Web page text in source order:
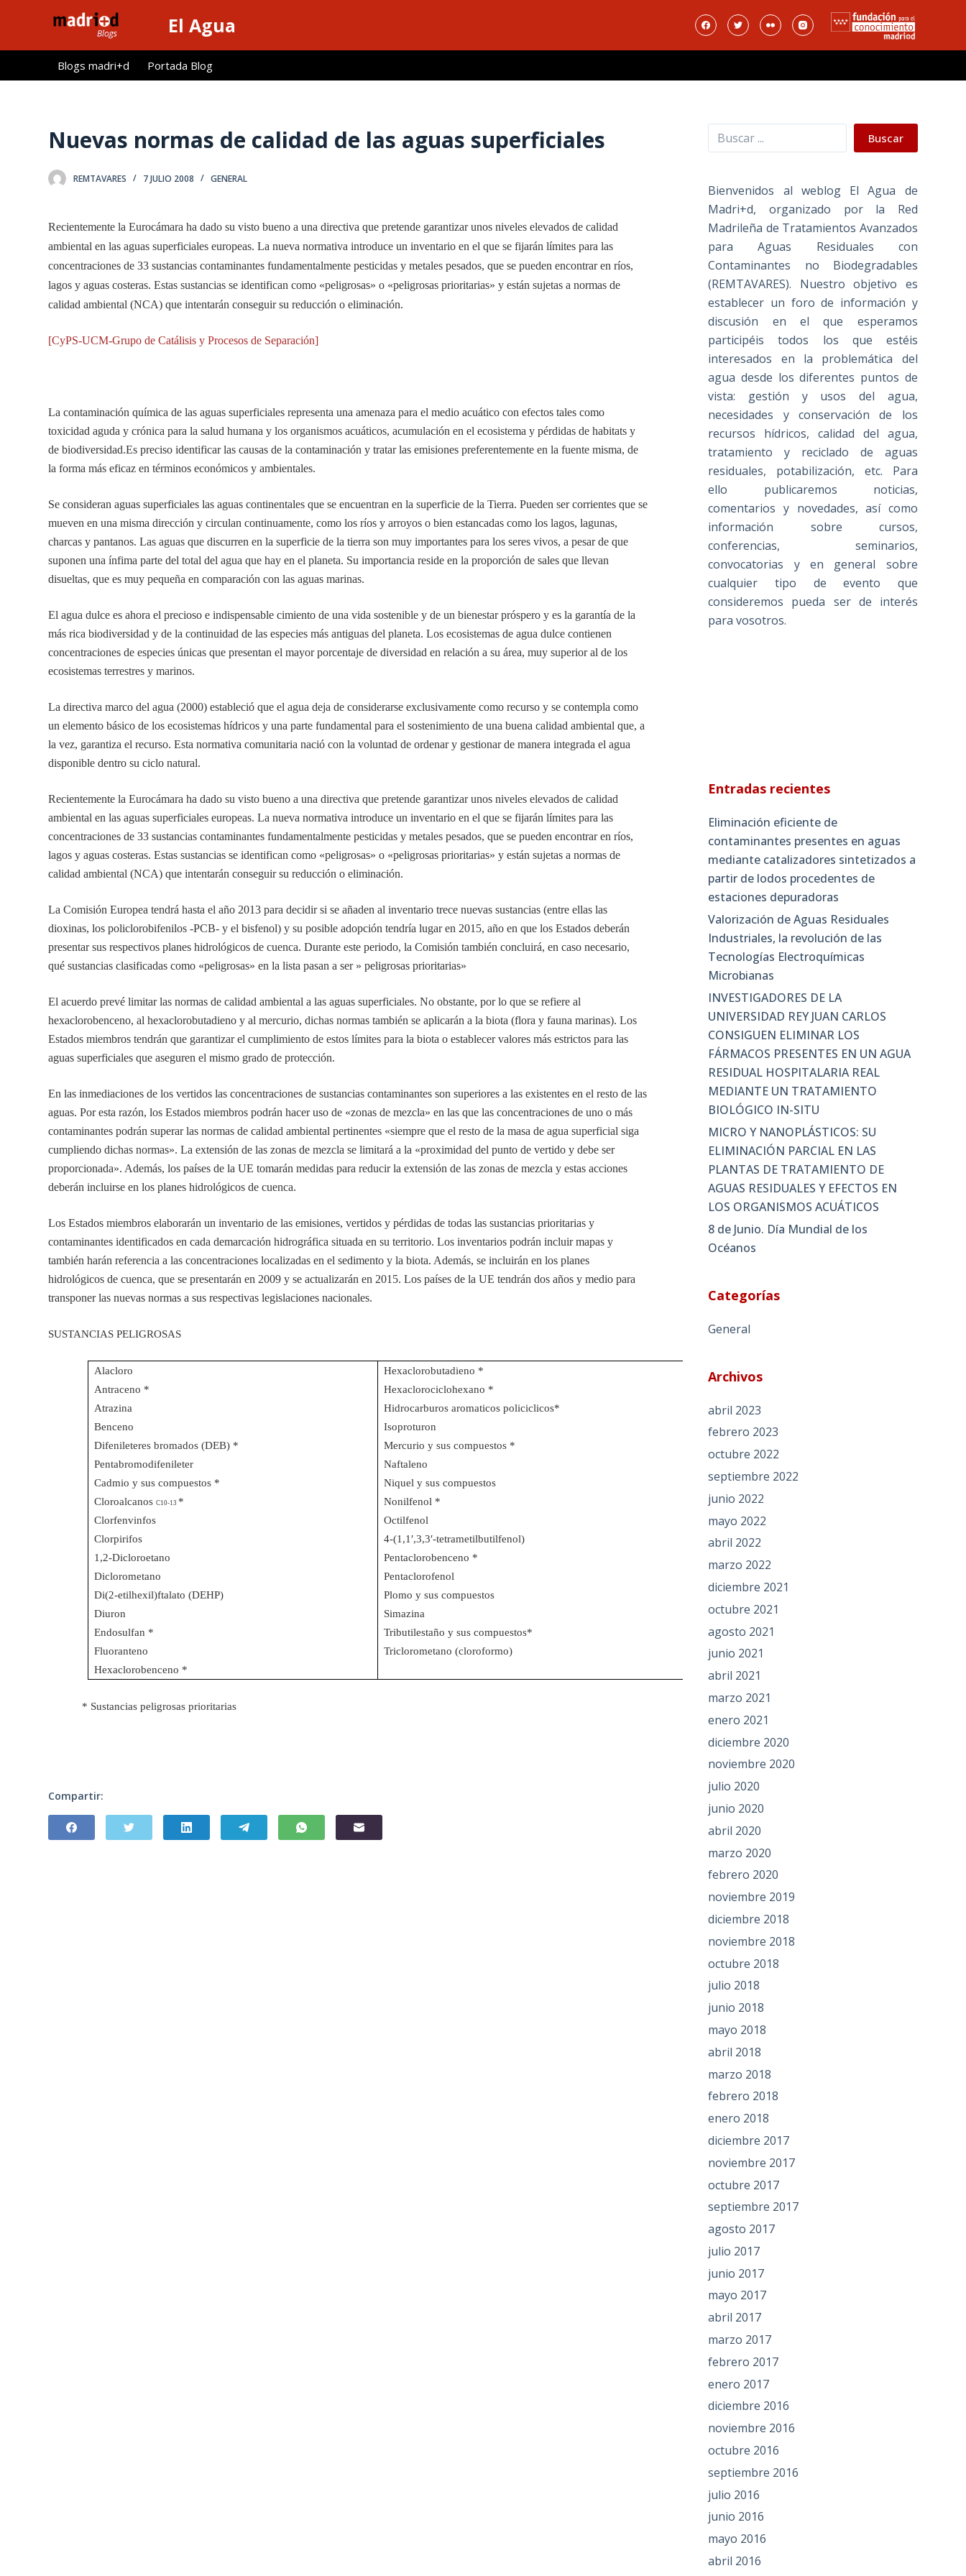
l
El Agua
Blogs madri+d Portada Blog
Nuevas normas de calidad de las aguas superficiales
REMTAVARES 7 JULIO 2008 GENERAL
Recientemente la Eurocámara ha dado su visto bueno a una directiva que pretende garantizar unos niveles elevados de calidad
ambiental en las aguas superficiales europeas. La nueva normativa introduce un inventario en el que se fijarán límites para las
concentraciones de 33 sustancias contaminantes fundamentalmente pesticidas y metales pesados, que se pueden encontrar en ríos,
lagos y aguas costeras. Estas sustancias se identifican como «peligrosas» o «peligrosas prioritarias» y están sujetas a normas de
calidad ambiental (NCA) que intentarán conseguir su reducción o eliminación.
[CyPS-UCM-Grupo de Catálisis y Procesos de Separación]
La contaminación química de las aguas superficiales representa una amenaza para el medio acuático con efectos tales como
toxicidad aguda y crónica para la salud humana y los organismos acuáticos, acumulación en el ecosistema y pérdidas de habitats y
de biodiversidad.Es preciso identificar las causas de la contaminación y tratar las emisiones preferentemente en la fuente misma, de
la forma más eficaz en términos económicos y ambientales.
Se consideran aguas superficiales las aguas continentales que se encuentran en la superficie de la Tierra. Pueden ser corrientes que se
mueven en una misma dirección y circulan continuamente, como los ríos y arroyos o bien estancadas como los lagos, lagunas,
charcas y pantanos. Las aguas que discurren en la superficie de la tierra son muy importantes para los seres vivos, a pesar de que
suponen una ínfima parte del total del agua que hay en el planeta. Su importancia reside en la proporción de sales que llevan
disueltas, que es muy pequeña en comparación con las aguas marinas.
El agua dulce es ahora el precioso e indispensable cimiento de una vida sostenible y de un bienestar próspero y es la garantía de la
más rica biodiversidad y de la continuidad de las especies más antiguas del planeta. Los ecosistemas de agua dulce contienen
concentraciones de especies únicas que presentan el mayor porcentaje de diversidad en relación a su área, muy superior al de los
ecosistemas terrestres y marinos.
La directiva marco del agua (2000) estableció que el agua deja de considerarse exclusivamente como recurso y se contempla como
un elemento básico de los ecosistemas hídricos y una parte fundamental para el sostenimiento de una buena calidad ambiental que, a
la vez, garantiza el recurso. Esta normativa comunitaria nació con la voluntad de ordenar y gestionar de manera integrada el agua
disponible dentro su ciclo natural.
Recientemente la Eurocámara ha dado su visto bueno a una directiva que pretende garantizar unos niveles elevados de calidad
ambiental en las aguas superficiales europeas. La nueva normativa introduce un inventario en el que se fijarán límites para las
concentraciones de 33 sustancias contaminantes fundamentalmente pesticidas y metales pesados, que se pueden encontrar en ríos,
lagos y aguas costeras. Estas sustancias se identifican como «peligrosas» o «peligrosas prioritarias» y están sujetas a normas de
calidad ambiental (NCA) que intentarán conseguir su reducción o eliminación.
La Comisión Europea tendrá hasta el año 2013 para decidir si se añaden al inventario trece nuevas sustancias (entre ellas las
dioxinas, los policlorobifenilos -PCB- y el bisfenol) y su posible adopción tendría lugar en 2015, año en que los Estados deberán
presentar sus respectivos planes hidrológicos de cuenca. Durante este periodo, la Comisión también concluirá, en caso necesario,
qué sustancias clasificadas como «peligrosas» en la lista pasan a ser » peligrosas prioritarias»
El acuerdo prevé limitar las normas de calidad ambiental a las aguas superficiales. No obstante, por lo que se refiere al
hexaclorobenceno, al hexaclorobutadieno y al mercurio, dichas normas también se aplicarán a la biota (flora y fauna marinas). Los
Estados miembros tendrán que garantizar el cumplimiento de estos límites para la biota o establecer valores más estrictos para las
aguas superficiales que aseguren el mismo grado de protección.
En las inmediaciones de los vertidos las concentraciones de sustancias contaminantes son superiores a las existentes en el resto de las
aguas. Por esta razón, los Estados miembros podrán hacer uso de «zonas de mezcla» en las que las concentraciones de uno o más
contaminantes podrán superar las normas de calidad ambiental pertinentes «siempre que el resto de la masa de agua superficial siga
cumpliendo dichas normas». La extensión de las zonas de mezcla se limitará a la «proximidad del punto de vertido y debe ser
proporcionada». Además, los países de la UE tomarán medidas para reducir la extensión de las zonas de mezcla y estas acciones
deberán incluirse en los planes hidrológicos de cuenca.
Los Estados miembros elaborarán un inventario de las emisiones, vertidos y pérdidas de todas las sustancias prioritarias y
contaminantes identificados en cada demarcación hidrográficasituada en su territorio. Los inventarios podrán incluir mapas y
también harán referencia a las concentraciones localizadas en el sedimento y la biota. Además, se incluirán en los planes
hidrológicos de cuenca, que se presentarán en 2009 y se actualizarán en 2015. Los países de la UE tendrán dos años y medio para
transponer las nuevas normas a sus respectivas legislaciones nacionales.
SUSTANCIAS PELIGROSAS
Alacloro
Antraceno *
Atrazina
Benceno
Difenileteres bromados (DEB) *
Pentabromodifenileter
Cadmio y sus compuestos *
Cloroalcanos C10-13 *
Clorfenvinfos
Clorpirifos
1,2-Dicloroetano
Diclorometano
Di(2-etilhexil)ftalato (DEHP)
Diuron
Endosulfan *
Fluoranteno
Hexaclorobenceno *
Hexaclorobutadieno *
Hexaclorociclohexano *
Hidrocarburos aromaticos policiclicos*
Isoproturon
Mercurio y sus compuestos *
Naftaleno
Niquel y sus compuestos
Nonilfenol *
Octilfenol
4-(1,1′,3,3′-tetrametilbutilfenol)
Pentaclorobenceno *
Pentaclorofenol
Plomo y sus compuestos
Simazina
Tributilestaño y sus compuestos*
Triclorometano (cloroformo)
* Sustancias peligrosas prioritarias
Compartir:
Buscar Buscar
Bienvenidos al weblog El Agua de
Madri+d, organizado por la Red
Madrileña de Tratamientos Avanzados
para Aguas Residuales con
Contaminantes no Biodegradables
(REMTAVARES). Nuestro objetivo es
establecer un foro de información y
discusión en el que esperamos
participéis todos los que estéis
interesados en la problemática del
agua desde los diferentes puntos de
vista: gestión y usos del agua,
necesidades y conservación de los
recursos hídricos, calidad del agua,
tratamiento y reciclado de aguas
residuales, potabilización, etc. Para
ello publicaremos noticias,
comentarios y novedades, así como
información sobre cursos,
conferencias, seminarios,
convocatorias y en general sobre
cualquier tipo de evento que
consideremos pueda ser de interés
para vosotros.
Entradas recientes
Eliminación eficiente de
contaminantes presentes en aguas
mediante catalizadores sintetizados a
partir de lodos procedentes de
estaciones depuradoras
Valorización de Aguas Residuales
Industriales, la revolución de las
Tecnologías Electroquímicas
Microbianas
INVESTIGADORES DE LA
UNIVERSIDAD REY JUAN CARLOS
CONSIGUEN ELIMINAR LOS
FÁRMACOS PRESENTES EN UN AGUA
RESIDUAL HOSPITALARIA REAL
MEDIANTE UN TRATAMIENTO
BIOLÓGICO IN-SITU
MICRO Y NANOPLÁSTICOS: SU
ELIMINACIÓN PARCIAL EN LAS
PLANTAS DE TRATAMIENTO DE
AGUAS RESIDUALES Y EFECTOS EN
LOS ORGANISMOS ACUÁTICOS
8 de Junio. Día Mundial de los
Océanos
Categorías
General
Archivos
abril 2023
febrero 2023
octubre 2022
septiembre 2022
junio 2022
mayo 2022
abril 2022
marzo 2022
diciembre 2021
octubre 2021
agosto 2021
junio 2021
abril 2021
marzo 2021
enero 2021
diciembre 2020
noviembre 2020
julio 2020
junio 2020
abril 2020
marzo 2020
febrero 2020
noviembre 2019
diciembre 2018
noviembre 2018
octubre 2018
julio 2018
junio 2018
mayo 2018
abril 2018
marzo 2018
febrero 2018
enero 2018
diciembre 2017
noviembre 2017
octubre 2017
septiembre 2017
agosto 2017
julio 2017
junio 2017
mayo 2017
abril 2017
marzo 2017
febrero 2017
enero 2017
diciembre 2016
noviembre 2016
octubre 2016
septiembre 2016
julio 2016
junio 2016
mayo 2016
abril 2016